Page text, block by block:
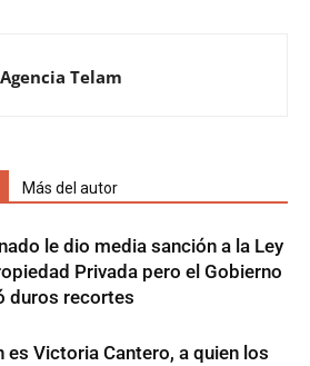
Agencia Telam
Más del autor
le dio media sanción a la Ley
Privada pero el Gobierno
duros recortes
es Victoria Cantero, a quien los